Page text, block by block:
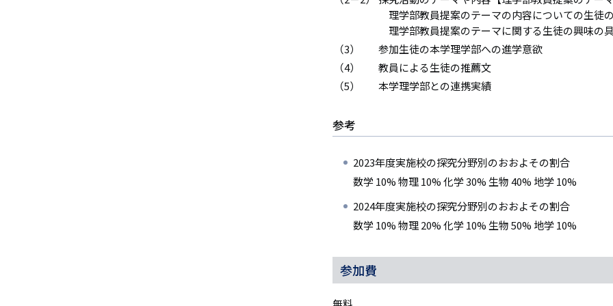
理学部教員提案のテーマの内容についての生徒
理学部教員提案のテーマに関する生徒の興味の
（3）
参加生徒の本学理学部への進学意欲
（4）
教員による生徒の推薦文
（5）
本学理学部との連携実績
参考
2023年度実施校の探究分野別のおおよその割合
数学 10% 物理 10% 化学 30% 生物 40% 地学 10%
2024年度実施校の探究分野別のおおよその割合
数学 10% 物理 20% 化学 10% 生物 50% 地学 10%
参加費